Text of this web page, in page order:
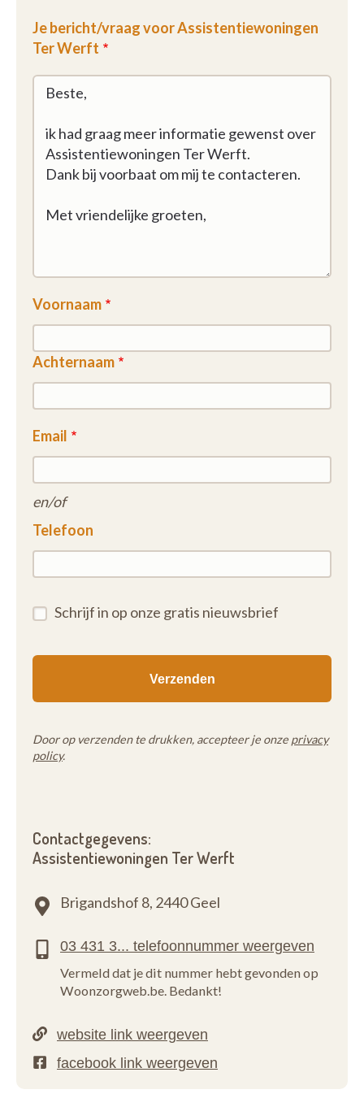
Je bericht/vraag voor Assistentiewoningen
Ter Werft
Voornaam
Achternaam
Email
en/of
Telefoon
Schrijf in op onze gratis nieuwsbrief
Door op verzenden te drukken, accepteer je onze privacy
policy.
Contactgegevens:
Assistentiewoningen Ter Werft
Brigandshof 8, 2440 Geel
Vermeld dat je dit nummer hebt gevonden op
Woonzorgweb.be. Bedankt!